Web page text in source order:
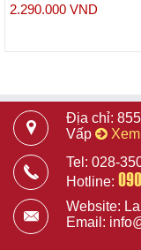
2.290.000 VND
Địa chỉ:
Vấp
Tel: 028-
Hotline:
Website:
Email: